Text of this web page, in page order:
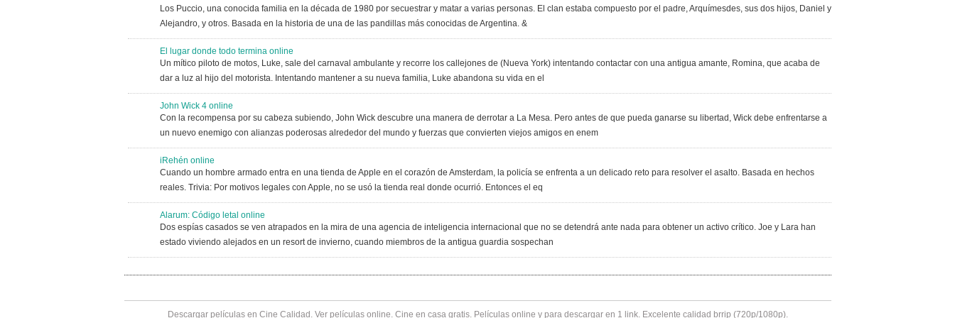
Los Puccio, una conocida familia en la década de 1980 por secuestrar y matar a varias personas. El clan estaba compuesto por el padre, Arquímesdes, sus dos hijos, Daniel y
Alejandro, y otros. Basada en la historia de una de las pandillas más conocidas de Argentina. &
El lugar donde todo termina online
Un mítico piloto de motos, Luke, sale del carnaval ambulante y recorre los callejones de (Nueva York) intentando contactar con una antigua amante, Romina, que acaba de
dar a luz al hijo del motorista. Intentando mantener a su nueva familia, Luke abandona su vida en el
John Wick 4 online
Con la recompensa por su cabeza subiendo, John Wick descubre una manera de derrotar a La Mesa. Pero antes de que pueda ganarse su libertad, Wick debe enfrentarse a
un nuevo enemigo con alianzas poderosas alrededor del mundo y fuerzas que convierten viejos amigos en enem
iRehén online
Cuando un hombre armado entra en una tienda de Apple en el corazón de Amsterdam, la policía se enfrenta a un delicado reto para resolver el asalto. Basada en hechos
reales. Trivia: Por motivos legales con Apple, no se usó la tienda real donde ocurrió. Entonces el eq
Alarum: Código letal online
Dos espías casados se ven atrapados en la mira de una agencia de inteligencia internacional que no se detendrá ante nada para obtener un activo crítico. Joe y Lara han
estado viviendo alejados en un resort de invierno, cuando miembros de la antigua guardia sospechan
Descargar películas en Cine Calidad. Ver películas online. Cine en casa gratis. Películas online y para descargar en 1 link. Excelente calidad brrip (720p/1080p).